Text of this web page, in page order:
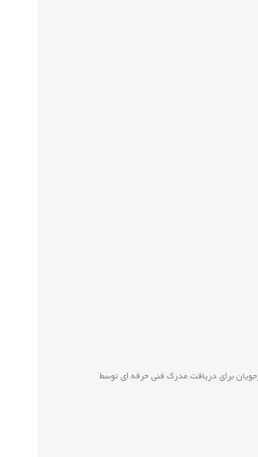
برای دریافت مدرک فنی حرفه ای توسط